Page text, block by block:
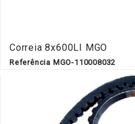
Correia 8x600LI MGO
Referência MGO-110008032